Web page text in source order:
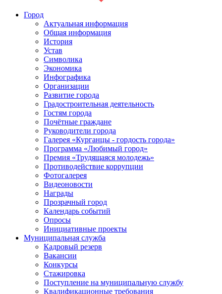
Город
Актуальная информация
Общая информация
История
Устав
Символика
Экономика
Инфографика
Организации
Развитие города
Градостроительная деятельность
Гостям города
Почётные граждане
Руководители города
Галерея «Курганцы - гордость города»
Программа «Любимый город»
Премия «Трудящаяся молодежь»
Противодействие коррупции
Фотогалерея
Видеоновости
Награды
Прозрачный город
Календарь событий
Опросы
Инициативные проекты
Муниципальная служба
Кадровый резерв
Вакансии
Конкурсы
Стажировка
Поступление на муниципальную службу
Квалификационные требования